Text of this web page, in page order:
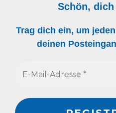
Schön,
Trag dich ein, um
deinen